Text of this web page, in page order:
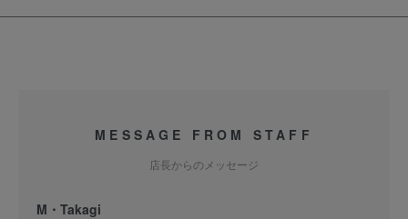
MESSAGE FROM STAFF
店長からのメッセージ
M・Takagi